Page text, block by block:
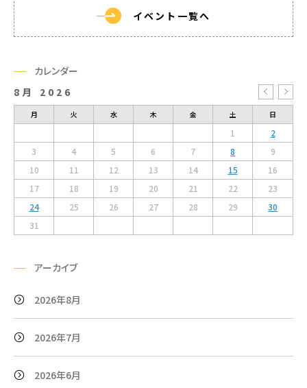
イベント一覧へ
カレンダー
8月 2026
月 火 水 木 金 土 日
1
2
3
4 5 6 7 8
9
10
11 12 13 14 15
16
17
18 19 20 21 22
23
24
25 26 27 28 29
30
31
アーカイブ
2026年8月
2026年7月
2026年6月